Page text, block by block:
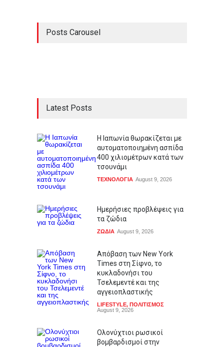
Posts Carousel
Latest Posts
Η Ιαπωνία θωρακίζεται με
αυτοματοποιημένη ασπίδα
400 χιλιομέτρων κατά των
τσουνάμι
ΤΕΧΝΟΛΟΓΙΑ August 9, 2026
Ημερήσιες προβλέψεις για
τα ζώδια
ΖΩΔΙΑ August 9, 2026
Απόβαση των New York
Times στη Σίφνο, το
κυκλαδονήσι του
Τσελεμεντέ και της
αγγειοπλαστικής
LIFESTYLE, ΠΟΛΙΤΙΣΜΟΣ
August 9, 2026
Ολονύχτιοι ρωσικοί
βομβαρδισμοί στην